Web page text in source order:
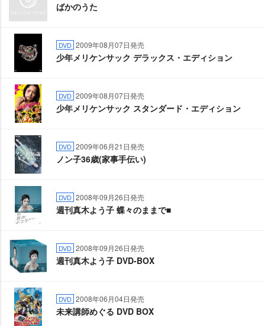
ばかのうた
DVD 2009年08月07日発売
少年メリケンサック デラックス・エディション
DVD 2009年08月07日発売
少年メリケンサック スタンダード・エディション
DVD 2009年06月21日発売
ノン子36歳(家事手伝い)
DVD 2008年09月26日発売
週刊真木よう子 蝶々のままで■
DVD 2008年09月26日発売
週刊真木よう子 DVD-BOX
DVD 2008年06月04日発売
未来講師めぐる DVD BOX